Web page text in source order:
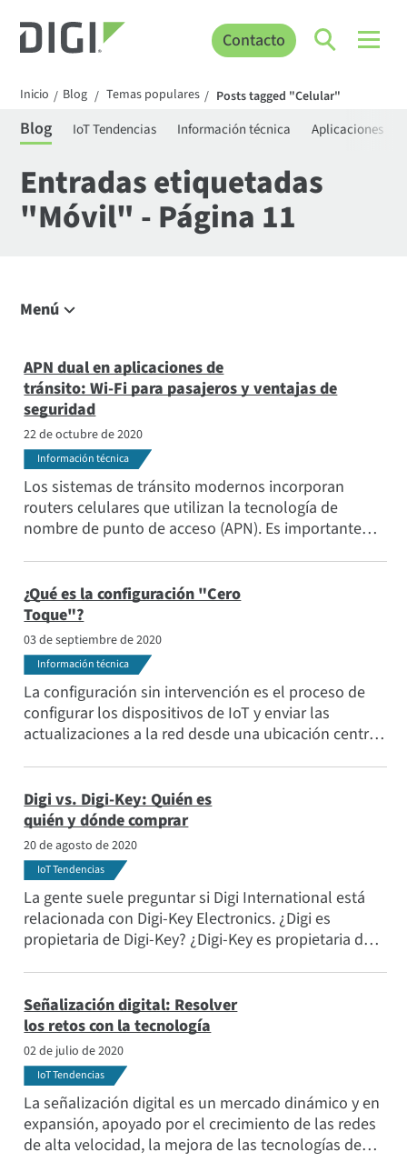
Contacto
Inicio / Blog / Temas populares / Posts tagged "Celular"
Blog IoT Tendencias Información técnica Aplicaciones
Entradas etiquetadas
"Móvil" - Página 11
Menú
IoT Tendencias
Información técnica
Aplicaciones
Temas populares
Conozca al equipo
Suscríbase a
APN dual en aplicaciones de
tránsito: Wi-Fi para pasajeros y ventajas de
seguridad
22 de octubre de 2020
Información técnica
Los sistemas de tránsito modernos incorporan
routers celulares que utilizan la tecnología de
nombre de punto de acceso (APN). Es importante
través de APN, ya que tienen importantes
implicaciones para el coste de su agencia de
transporte, así como la capacidad de apoyar de
forma segura el Wi-Fi de los pasajeros.
¿Qué es la configuración "Cero
Toque"?
03 de septiembre de 2020
Información técnica
La configuración sin intervención es el proceso de
configurar los dispositivos de IoT y enviar las
actualizaciones a la red desde una ubicación central.
dispositivos de forma remota.
Digi vs. Digi-Key: Quién es
quién y dónde comprar
20 de agosto de 2020
IoT Tendencias
La gente suele preguntar si Digi International está
relacionada con Digi-Key Electronics. ¿Digi es
propietaria de Digi-Key? ¿Digi-Key es propietaria de
Señalización digital: Resolver
los retos con la tecnología
02 de julio de 2020
IoT Tendencias
La señalización digital es un mercado dinámico y en
expansión, apoyado por el crecimiento de las redes
de alta velocidad, la mejora de las tecnologías de